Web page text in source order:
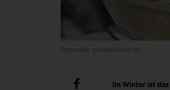
Fotocredit: pixabay/silviarita
Im Winter ist